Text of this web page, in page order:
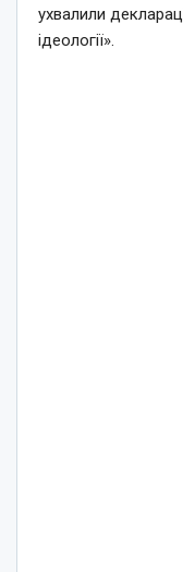
ухвалили
ідеології».